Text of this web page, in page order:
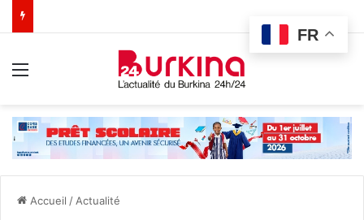
Accueil / Actualité
FR